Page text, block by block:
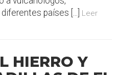
países [...]
Leer
HIERRO Y